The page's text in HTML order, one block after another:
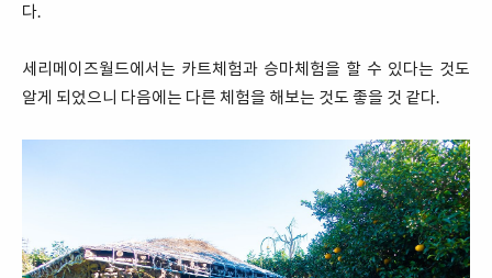
다.
세리메이즈월드에서는 카트체험과 승마체험을 할 수 있다는 것도
알게 되었으니 다음에는 다른 체험을 해보는 것도 좋을 것 같다.